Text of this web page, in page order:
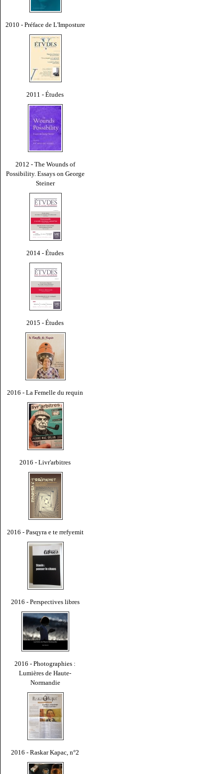
2010 - Préface de L'Imposture
2011 - Études
2012 - The Wounds of
Possibility. Essays on George
Steiner
2014 - Études
2015 - Études
2016 - La Femelle du requin
2016 - Livr'arbitres
2016 - Pasqyra e te rrefyemit
2016 - Perspectives libres
2016 - Photographies :
Lumières de Haute-
Normandie
2016 - Raskar Kapac, n°2